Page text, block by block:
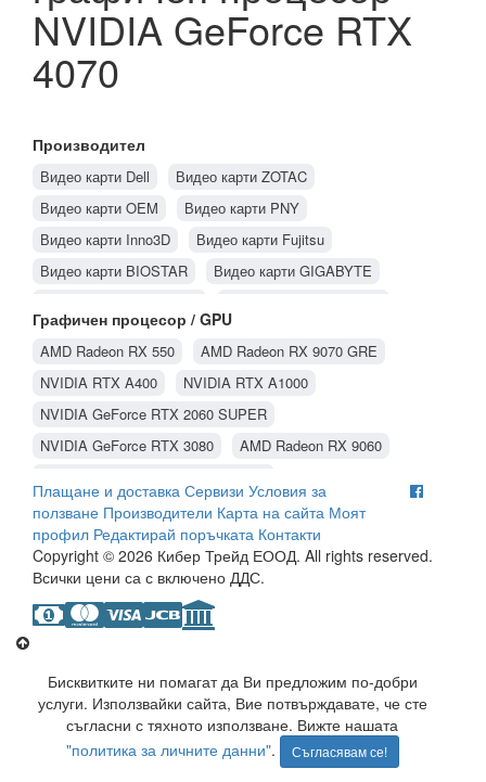
NVIDIA GeForce RTX
4070
Производител
Видео карти Dell
Видео карти ZOTAC
Видео карти OEM
Видео карти PNY
Видео карти Inno3D
Видео карти Fujitsu
Видео карти BIOSTAR
Видео карти GIGABYTE
Видео карти ASUS
Графичен процесор / GPU
AMD Radeon RX 550
AMD Radeon RX 9070 GRE
NVIDIA RTX A400
NVIDIA RTX A1000
NVIDIA GeForce RTX 2060 SUPER
NVIDIA GeForce RTX 3080
AMD Radeon RX 9060
NVIDIA GeForce RTX 5050
AMD Radeon RX 9060 XT
NVIDIA GeForce RTX 5060
NVIDIA GeForce GT 1030
NVIDIA GeForce GT 710
NVIDIA GeForce GT 610
NVIDIA GeForce GT 730
NVIDIA GeForce RTX 3050
NVIDIA GeForce RTX 5060 Ti
AMD Radeon RX 7600
NVIDIA GeForce RTX 3060
NVIDIA GeForce RTX 3060 Ti
NVIDIA GeForce RTX 5080
AMD Radeon RX 9070
Плащане и доставка Сервизи Условия за
ползване Производители Карта на сайта Моят
профил Редактирай поръчката Контакти
Copyright © 2026 Кибер Трейд ЕООД. All rights reserved.
Всички цени са с включено ДДС.
Бисквитките ни помагат да Ви предложим по-добри
услуги. Използвайки сайта, Вие потвърждавате, че сте
съгласни с тяхното използване. Вижте нашата
"политика за личните данни". Съгласявам се!